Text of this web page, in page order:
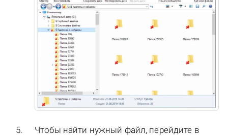
Чтобы найти нужный файл, перейдите в